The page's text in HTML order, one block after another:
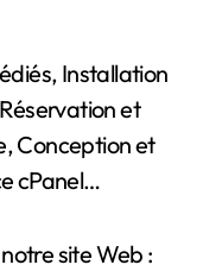
Installation
et
Conception et
cPanel…
site Web :